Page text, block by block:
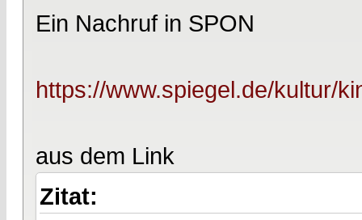
Ein Nachruf in SPON
https://www.spiegel.de/kultur/
aus dem Link
Zitat: